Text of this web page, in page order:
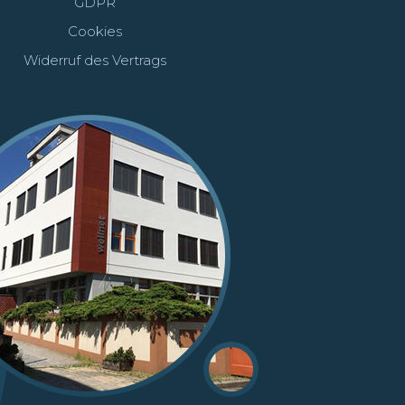
Cookies
Widerruf des Vertrags